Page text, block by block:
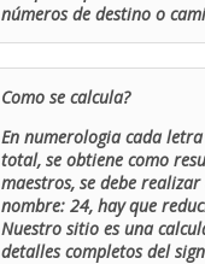
números de destino o
Como se calcula?
En numerologia cada
total, se obtiene como
maestros, se debe
nombre: 24, hay que
Nuestro sitio es una
detalles completos del